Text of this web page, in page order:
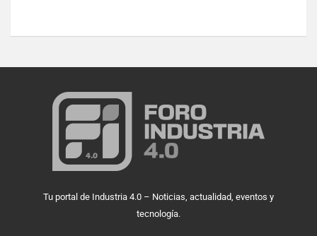
Tu portal de Industria 4.0 – Noticias, actualidad, eventos y
tecnología.